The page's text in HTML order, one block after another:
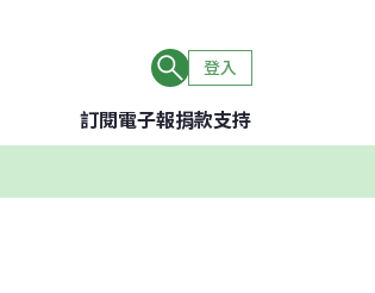
登入
訂閱電子報捐款支持